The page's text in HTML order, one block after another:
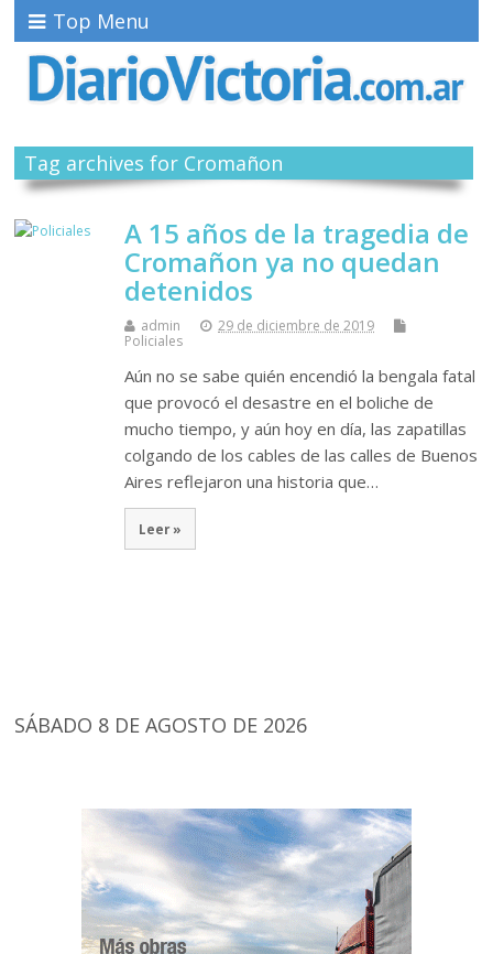
Top Menu
Tag archives for Cromañon
A 15 años de la tragedia de
Cromañon ya no quedan
detenidos
admin
29 de diciembre de 2019
Policiales
Aún no se sabe quién encendió la bengala fatal
que provocó el desastre en el boliche de
mucho tiempo, y aún hoy en día, las zapatillas
colgando de los cables de las calles de Buenos
Aires reflejaron una historia que…
Leer »
SÁBADO 8 DE AGOSTO DE 2026